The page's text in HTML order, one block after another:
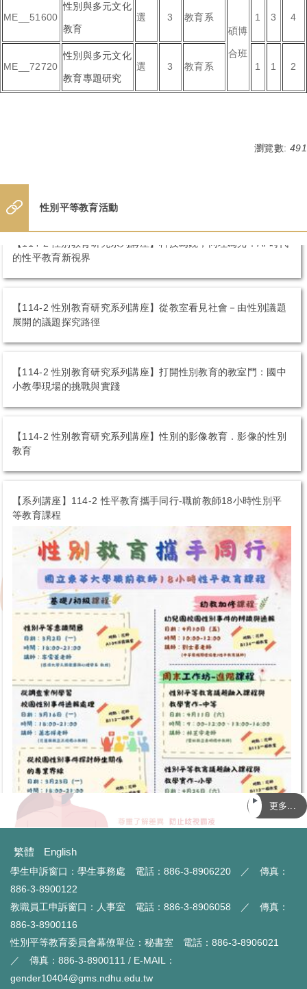
ME__51600
性別與多元文化
教育
選 3
教育系
碩博
合班
1 3 4
ME__72720
性別與多元文化
教育專題研究
選 3 教育系 1 1 2
瀏覽數: 491
性別平等教育活動
的性平教育新視界
【114-2 性別教育研究系列講座】從教室看見社會－由性別議題
展開的議題探究路徑
【114-2 性別教育研究系列講座】打開性別教育的教室門：國中
小教學現場的挑戰與實踐
【114-2 性別教育研究系列講座】性別的影像教育．影像的性別
教育
【系列講座】114-2 性平教育攜手同行-職前教師18小時性別平
等教育課程
【114-2 性別教育研究系列講座】科技為鏡，同理為光：AI 時代
更多...
繁體 English
學生申訴窗口：學生事務處 電話：886-3-8906220 ／ 傳真：
886-3-8900122
教職員工申訴窗口：人事室 電話：886-3-8906058 ／ 傳真：
886-3-8900116
性別平等教育委員會幕僚單位：秘書室 電話：886-3-8906021
／ 傳真：886-3-8900111 / E-MAIL：
gender10404@gms.ndhu.edu.tw